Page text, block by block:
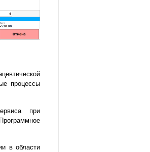
процессы
при
в области